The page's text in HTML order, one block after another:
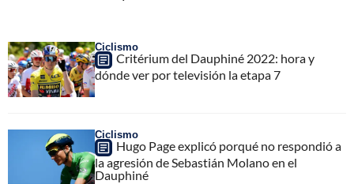
Ciclismo
Critérium del Dauphiné 2022: hora y
dónde ver por televisión la etapa 7
Ciclismo
Hugo Page explicó porqué no respondió a
la agresión de Sebastián Molano en el
Dauphiné